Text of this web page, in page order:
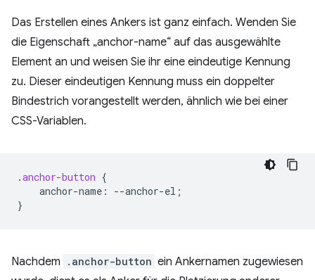
Das Erstellen eines Ankers ist ganz einfach. Wenden Sie
die Eigenschaft „anchor-name“ auf das ausgewählte
Element an und weisen Sie ihr eine eindeutige Kennung
zu. Dieser eindeutigen Kennung muss ein doppelter
Bindestrich vorangestellt werden, ähnlich wie bei einer
CSS-Variablen.
.anchor-button {
anchor-name : --anchor-el ;
}
Nachdem .anchor-button ein Ankernamen zugewiesen